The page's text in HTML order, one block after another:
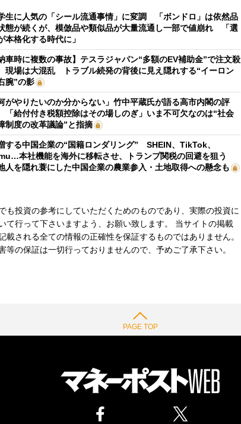
生に人気の「シール流通事情」に変調 「ボンドロ」は依然品
態が続くが、模倣品や類似品が大量流通し一部で値崩れ 「選
本格化する時代に」
納車時に複数の事故】テスラジャパン“多額のEV補助金”で注文殺
現場は大混乱 トラブル続発の背後に見え隠れする“イーロン
腕”の影
何がやりたいのか分からない」竹中平蔵氏が語る高市内閣の評
給付付き税額控除はその場しのぎ」いま不可欠なのは“社会
制度の改革議論”と指摘
する中国企業の“国籍ロンダリング” SHEIN、TikTok、
本社機能を海外に移転させ、トランプ関税の回避を狙う
人を隠れ蓑にした中国企業の農業参入・土地取得への懸念も
も投資の参考にしていただくためのものであり、実際の投資に
て行って下さいますよう、お願い致します。 当サイトの掲載
される全ての情報の正確性を保証するものではありません。
の保証は一切行っておりませんので、予めご了承下さい。
PAGE TOP